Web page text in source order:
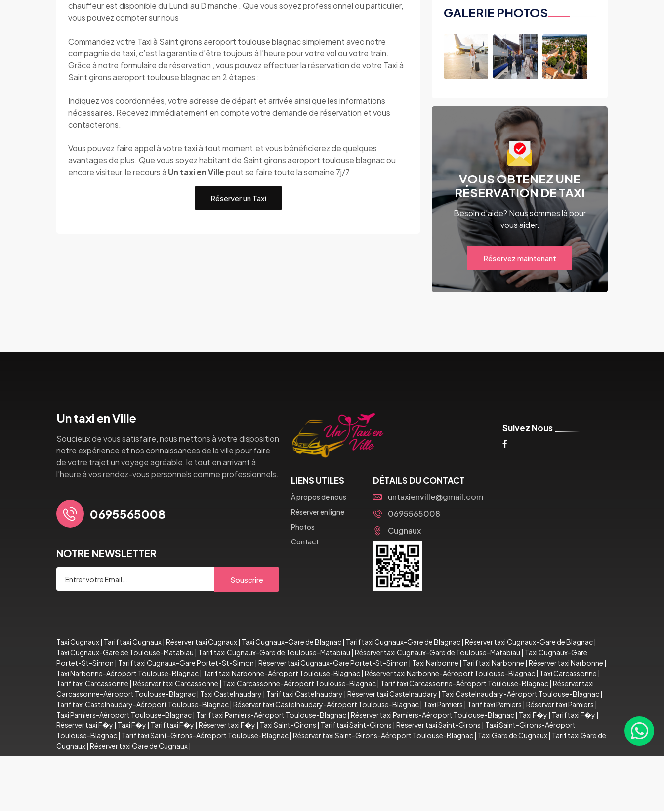
chauffeur est disponible du Lundi au Dimanche . Que vous soyez professionnel ou particulier,
vous pouvez compter sur nous
Commandez votre Taxi à Saint girons aeroport toulouse blagnac simplement avec notre
compagnie de taxi, c’est la garantie d’être toujours à l’heure pour votre vol ou votre train.
Grâce à notre formulaire de réservation , vous pouvez effectuer la réservation de votre Taxi à
Saint girons aeroport toulouse blagnac en 2 étapes :
Indiquez vos coordonnées, votre adresse de départ et arrivée ainsi que les informations
nécessaires. Recevez immédiatement en compte votre demande de réservation et vous
contacterons.
Vous pouvez faire appel à votre taxi à tout moment.et vous bénéficierez de quelques
avantages de plus. Que vous soyez habitant de Saint girons aeroport toulouse blagnac ou
encore visiteur, le recours à Un taxi en Villepeut se faire toute la semaine 7j/7
Réserver un Taxi
GALERIE PHOTOS
VOUS OBTENEZ UNE
RÉSERVATION DE TAXI
Besoin d'aide? Nous sommes là pour
vous aider.
Réservez maintenant
Un taxi en Ville
Soucieux de vous satisfaire, nous mettons à votre disposition
notre expérience et nos connaissances de la ville pour faire
de votre trajet un voyage agréable, le tout en arrivant à
l’heure à vos rendez-vous personnels comme professionnels.
0695565008
NOTRE NEWSLETTER
Souscrire
Suivez Nous
LIENS UTILES
À propos de nous
Réserver en ligne
Photos
Contact
DÉTAILS DU CONTACT
untaxienville@gmail.com
0695565008
Cugnaux
Taxi Cugnaux Tarif taxi Cugnaux Réserver taxi Cugnaux Taxi Cugnaux-Gare de Blagnac Tarif taxi Cugnaux-Gare de Blagnac Réserver taxi Cugnaux-Gare de Blagnac
Taxi Cugnaux-Gare de Toulouse-Matabiau
Tarif taxi Cugnaux-Gare de Toulouse-Matabiau Réserver taxi Cugnaux-Gare de Toulouse-Matabiau
Taxi Cugnaux-Gare
Portet-St-Simon
Tarif taxi Cugnaux-Gare Portet-St-Simon Réserver taxi Cugnaux-Gare Portet-St-Simon Taxi Narbonne Tarif taxi Narbonne Réserver taxi Narbonne
Taxi Narbonne-Aéroport Toulouse-Blagnac Tarif taxi Narbonne-Aéroport Toulouse-Blagnac Réserver taxi Narbonne-Aéroport Toulouse-Blagnac Taxi Carcassonne
Tarif taxi Carcassonne Réserver taxi Carcassonne Taxi Carcassonne-Aéroport Toulouse-Blagnac Tarif taxi Carcassonne-Aéroport Toulouse-Blagnac Réserver taxi
Carcassonne-Aéroport Toulouse-Blagnac Taxi Castelnaudary Tarif taxi Castelnaudary Réserver taxi Castelnaudary Taxi Castelnaudary-Aéroport Toulouse-Blagnac
Tarif taxi Castelnaudary-Aéroport Toulouse-Blagnac Réserver taxi Castelnaudary-Aéroport Toulouse-Blagnac Taxi Pamiers Tarif taxi Pamiers Réserver taxi Pamiers
Taxi Pamiers-Aéroport Toulouse-Blagnac Tarif taxi Pamiers-Aéroport Toulouse-Blagnac Réserver taxi Pamiers-Aéroport Toulouse-Blagnac Taxi F�y Tarif taxi F�y
Réserver taxi F�y
Taxi F�y Tarif taxi F�y Réserver taxi F�y Taxi Saint-Girons Tarif taxi Saint-Girons Réserver taxi Saint-Girons
Taxi Saint-Girons-Aéroport
Toulouse-Blagnac Tarif taxi Saint-Girons-Aéroport Toulouse-Blagnac Réserver taxi Saint-Girons-Aéroport Toulouse-Blagnac Taxi Gare de Cugnaux Tarif taxi Gare de
Cugnaux Réserver taxi Gare de Cugnaux